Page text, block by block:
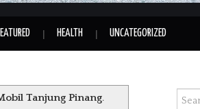
HEALTH UNCATEGORIZED
Tanjung Pinang.